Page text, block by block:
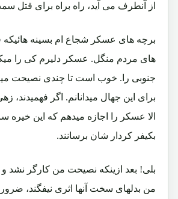
از آنطرف می آید، راه براه برای قتل
برچه های عسکر شجاع ام بسینه هائیکه
های مردم منگل. عسکر دلیرم کی را
جنوبی را. خوب است تا چندی نصیحت
برای این جهال میدانانم. اگر
الا عسکر را اجازه میدهم که این خیره
بکیفر کردار شان برسانند.
بلی! بعد ازینکه نصیحت من کارگر
من بدلهای سخت آنها اثری نیفگند،